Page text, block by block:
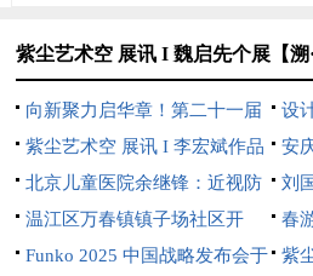
紫尘艺术空 展讯 I 魏启先个展【溯
向新聚力启华章！第二十一届
文博会中芬设计园分会场开幕
设
届文
开幕
紫尘艺术空 展讯 I 李宏斌作品
展【游心造境】
安
员会
召开
北京儿童医院余继锋：近视防
控不是选择题，而是必答题
刘
上”
方灵
温江区万春镇镇子场社区开
展“分类绿色低碳，共建地球家
春
Funko 2025 中国战略发布会于
紫